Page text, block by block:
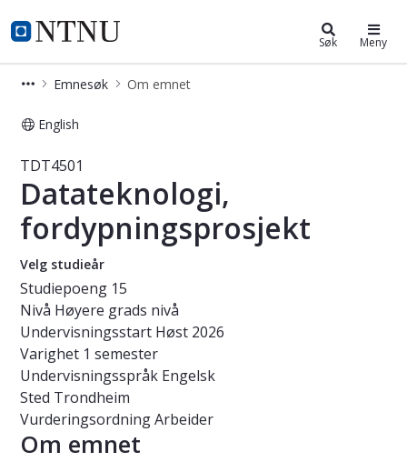
NTNU Hjemmeside
Studier Søk Meny
Emnesøk Om emnet
English
Emne - Datateknologi,
TDT4501
Datateknologi,
fordypningsprosjekt
Velg studieår
Studiepoeng 15
Nivå Høyere grads nivå
Undervisningsstart Høst 2026
Varighet 1 semester
Undervisningsspråk Engelsk
Sted Trondheim
VurderingsordningArbeider
Om emnet